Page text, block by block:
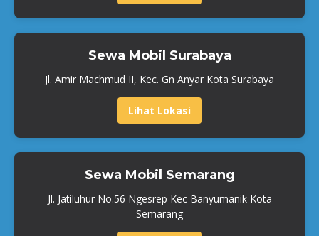
Sewa Mobil Surabaya
Jl. Amir Machmud II, Kec. Gn Anyar Kota Surabaya
Lihat Lokasi
Sewa Mobil Semarang
Jl. Jatiluhur No.56 Ngesrep Kec Banyumanik Kota
Semarang